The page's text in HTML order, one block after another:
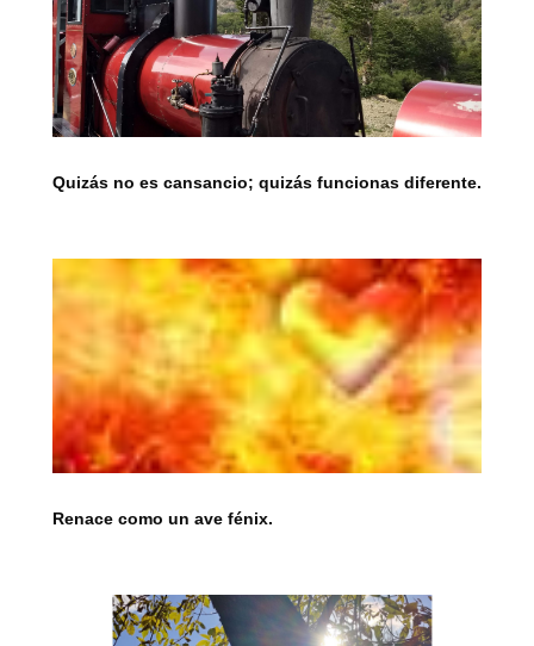
Quizás no es cansancio; quizás funcionas diferente.
Renace como un ave fénix.